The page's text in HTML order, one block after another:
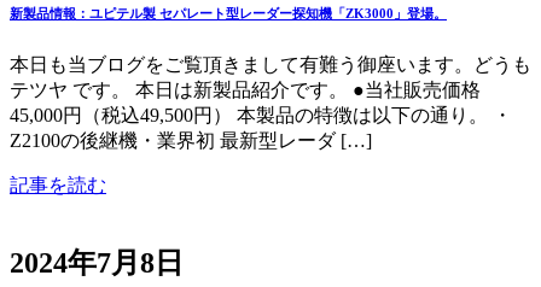
新製品情報：ユピテル製 セパレート型レーダー探知機「ZK3000」登場。
本日も当ブログをご覧頂きまして有難う御座います。どうも
テツヤ です。 本日は新製品紹介です。 ●当社販売価格
45,000円（税込49,500円） 本製品の特徴は以下の通り。 ・
Z2100の後継機・業界初 最新型レーダ […]
記事を読む
2024年7月8日